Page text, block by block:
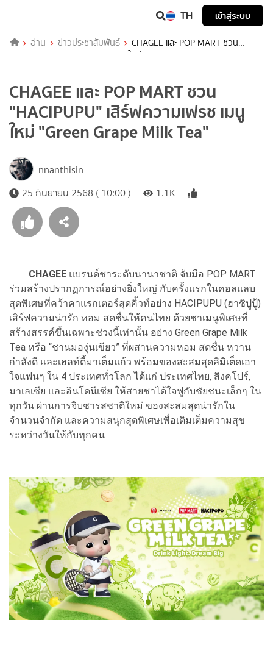
TH เข้าสู่ระบบ
อ่าน ข่าวประชาสัมพันธ์
CHAGEE และ POP MART ชวน
"HACIPUPU" เสิร์ฟความเฟรช เมนูใหม่ "Green Grape Milk Tea"
CHAGEE และ POP MART ชวน
"HACIPUPU" เสิร์ฟความเฟรช เมนู
ใหม่ "Green Grape Milk Tea"
nnanthisin
25 กันยายน 2568 ( 10:00 )
1.1K
CHAGEE แบรนด์ชาระดับนานาชาติ จับมือ POP MART
ร่วมสร้างปรากฏการณ์อย่างยิ่งใหญ่ กับครั้งแรกในคอลแลบ
สุดพิเศษที่คว้าคาแรกเตอร์สุดคิ้วท์อย่าง HACIPUPU (ฮาชิปูปู้)
เสิร์ฟความน่ารัก หอม สดชื่นให้คนไทย ด้วยชาเมนูพิเศษที่
สร้างสรรค์ขึ้นเฉพาะช่วงนี้เท่านั้น อย่าง Green Grape Milk
Tea หรือ “ชานมองุ่นเขียว” ที่ผสานความหอม สดชื่น หวาน
กำลังดี และเฮลท์ตี้มาเต็มแก้ว พร้อมของสะสมสุดลิมิเต็ดเอา
ใจแฟนๆ ใน 4 ประเทศทั่วโลก ได้แก่ ประเทศไทย, สิงคโปร์,
มาเลเซีย และอินโดนีเซีย ให้สายชาได้ใจฟูกับชัยชนะเล็กๆ ใน
ทุกวัน ผ่านการจิบชารสชาติใหม่ ของสะสมสุดน่ารักใน
จำนวนจำกัด และความสนุกสุดพิเศษเพื่อเติมเต็มความสุข
ระหว่างวันให้กับทุกคน